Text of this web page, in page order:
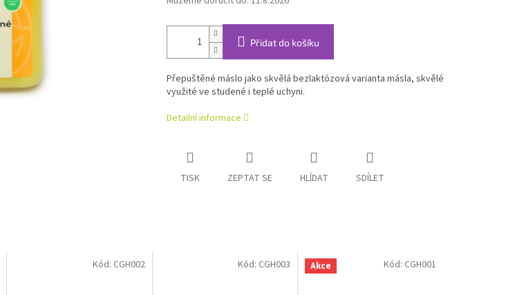
Přidat do košíku
Přepuštěné máslo jako skvělá bezlaktózová varianta másla, skvělé
využité ve studené i teplé uchyni.
Detailní informace
TISK ZEPTAT SE HLÍDAT SDÍLET
Kód: CGH002 Kód: CGH003 Akce Kód: CGH001